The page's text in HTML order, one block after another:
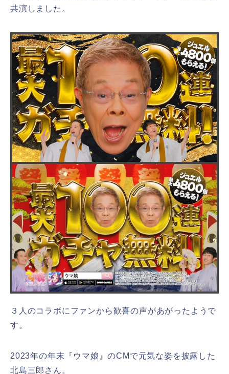
共演しました。
３人のコラボにファンから歓喜の声があがったようで
す。
2023年の年末『ウマ娘』のCMで元気な姿を披露した
北島三郎さん。